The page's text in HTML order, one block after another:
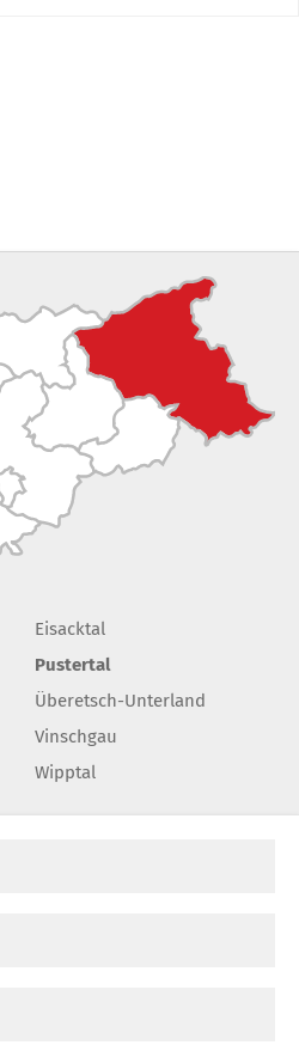
Eisacktal
Pustertal
Überetsch-Unterland
Vinschgau
Wipptal